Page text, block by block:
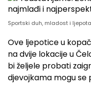
Sportski duh, mladost i
Ove ljepotice u
na dvije lokacije u
bi željele probati
djevojkama mogu se